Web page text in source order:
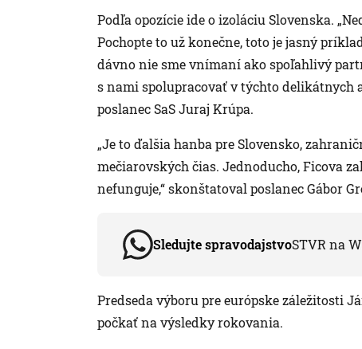
Podľa opozície ide o izoláciu Slovenska.
Pochopte to už konečne, toto je jasný
dávno nie sme vnímaní ako spoľahlivý
s nami spolupracovať v týchto delikátnych
poslanec SaS Juraj Krúpa.
„Je to ďalšia hanba pre Slovensko,
mečiarovských čias. Jednoducho, Ficova
nefunguje,“ skonštatoval poslanec Gábor
Sledujte spravodajstvoSTVR na
Predseda výboru pre európske záležitosti
počkať na výsledky rokovania.